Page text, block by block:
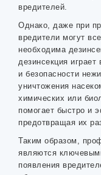
вредителей.
Однако, даже при
вредители могут
необходима
дезинсекция
и безопасности
уничтожения
химических или
помогает быстро и
предотвращая их
Таким образом,
являются
появления